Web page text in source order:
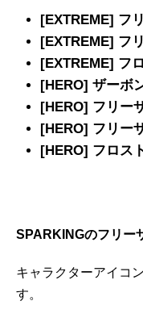
[EXTREME] フ
[EXTREME] フ
[EXTREME] フ
[HERO] ザーボ
[HERO] フリー
[HERO] フリー
[HERO] フロス
SPARKINGのフリー
キャラクターアイコ
す。